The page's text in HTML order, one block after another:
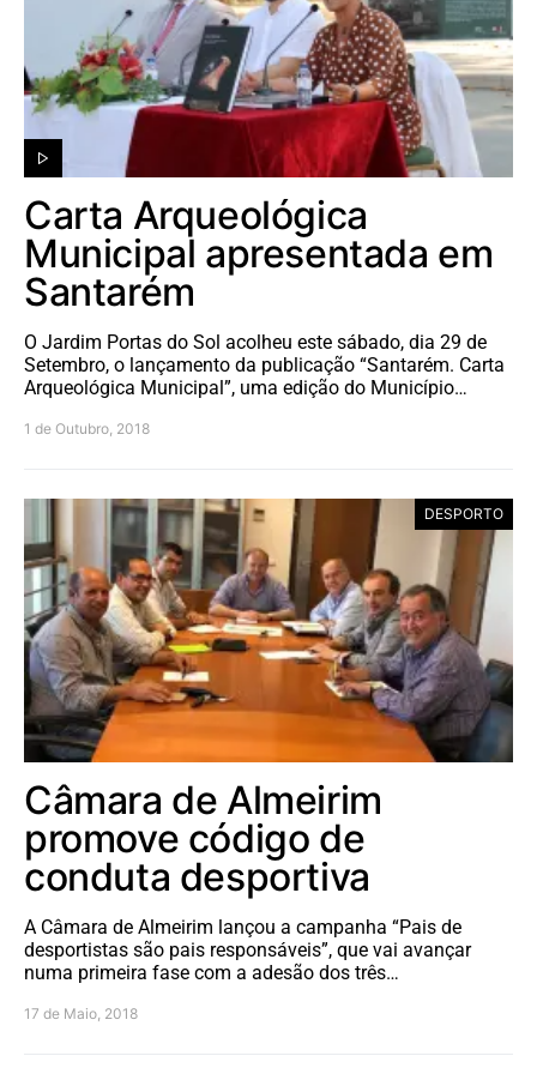
Carta Arqueológica
Municipal apresentada em
Santarém
O Jardim Portas do Sol acolheu este sábado, dia 29 de
Setembro, o lançamento da publicação “Santarém. Carta
Arqueológica Municipal”, uma edição do Município…
1 de Outubro, 2018
DESPORTO
Câmara de Almeirim
promove código de
conduta desportiva
A Câmara de Almeirim lançou a campanha “Pais de
desportistas são pais responsáveis”, que vai avançar
numa primeira fase com a adesão dos três…
17 de Maio, 2018